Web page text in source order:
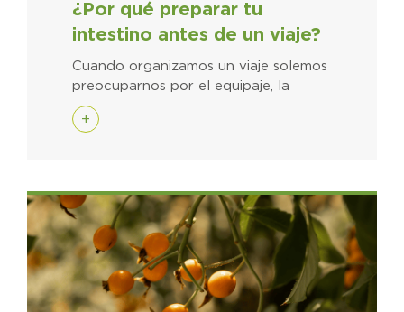
¿Por qué preparar tu
intestino antes de un viaje?
Cuando organizamos un viaje solemos
preocuparnos por el equipaje, la
+